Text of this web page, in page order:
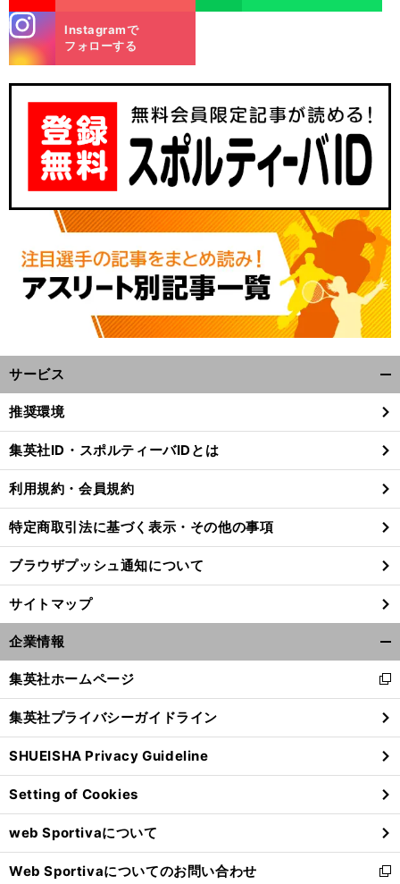
vs
前
m
Instagramで
フォローする
サービス
閉
る
推奨環境
集英社ID・スポルティーバIDとは
利用規約・会員規約
特定商取引法に基づく表示・その他の事項
ブラウザプッシュ通知について
サイトマップ
企業情報
閉
る
集英社ホームページ
新
し
い
ウ
ィ
ン
ド
ウ
で
開
く
集英社プライバシーガイドライン
SHUEISHA Privacy Guideline
Setting of Cookies
web Sportivaについて
Web Sportivaについてのお問い合わせ
新